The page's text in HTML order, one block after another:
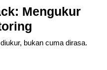
Mengukur
bukan cuma dirasa.